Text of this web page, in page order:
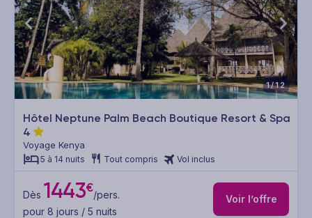
1/12
Hôtel Neptune Palm Beach Boutique Resort & Spa
4
Voyage Kenya
5 à 14 nuits Tout compris Vol inclus
Dès 1443€/pers.
pour 8 jours / 5 nuits
Voir l’offre